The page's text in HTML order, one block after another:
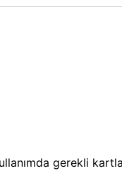
gerekli